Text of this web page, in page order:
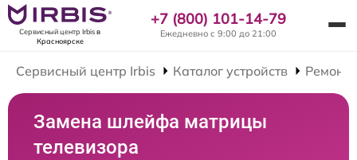
Сервисный центр Irbisв
Красноярске
+7 (800) 101-14-79
Ежедневно с 9:00 до 21:00
Сервисный центр Irbis Каталог устройств Ремонт
Замена шлейфа матрицы
телевизора